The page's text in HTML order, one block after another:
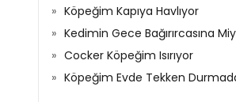
Köpeğim Kapıya Havlıyor
Cocker Köpeğim Isırıyor